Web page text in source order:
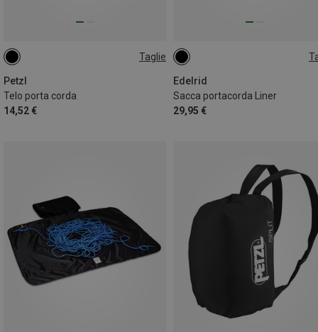
Taglie
Petzl
Telo porta corda
14,52 €
ONE SIZE
Edelrid
Sacca portacorda Liner
29,95 €
ONE SIZE